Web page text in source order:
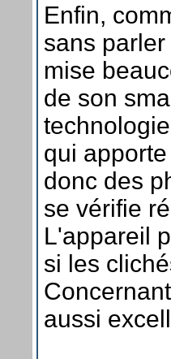
Enfin,
sans
mise
de son
qui
donc des
se vérifie
L'appareil
si les
aussi